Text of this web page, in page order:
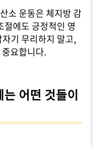
소 운동은 체지방 감
절에도 긍정적인 영
기 무리하지 말고,
요합니다.
어떤 것들이